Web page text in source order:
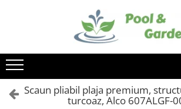
Toate Produsele
PISCINE
Piscine supraterane
Piscine Metalice Supraterane
Scaun pliabil plaja premium,
turcoaz, Alco 607ALGF-